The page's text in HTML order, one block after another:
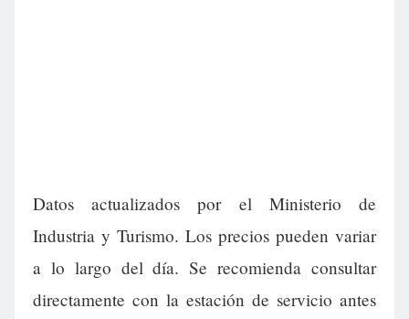
Datos actualizados por el Ministerio de
Industria y Turismo. Los precios pueden variar
a lo largo del día. Se recomienda consultar
directamente con la estación de servicio antes